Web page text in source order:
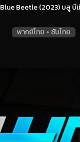
Blue Beetle (2023) บลู บี
พากย์ไทย + ซับไทย